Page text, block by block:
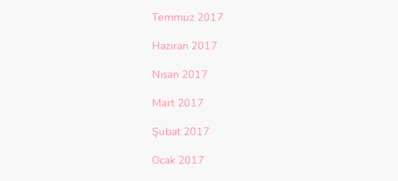
Temmuz 2017
Haziran 2017
Nisan 2017
Mart 2017
Şubat 2017
Ocak 2017